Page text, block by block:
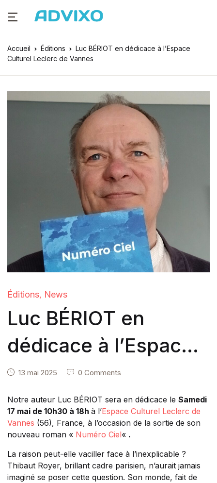
Accueil Éditions
Luc BÉRIOT en dédicace à l’Espace
Culturel Leclerc de Vannes
Éditions, News
Luc BÉRIOT en
dédicace à l’Espace
Culturel Leclerc de
Vannes
13 mai 2025 0 Comments
Notre auteur Luc BÉRIOT sera en dédicace le Samedi
17 mai de 10h30 à 18h à l’Espace Culturel Leclerc de
Vannes (56), France, à l’occasion de la sortie de son
nouveau roman « Numéro Ciel« .
La raison peut-elle vaciller face à l’inexplicable ?
Thibaut Royer, brillant cadre parisien, n’aurait jamais
imaginé se poser cette question. Son monde, fait de